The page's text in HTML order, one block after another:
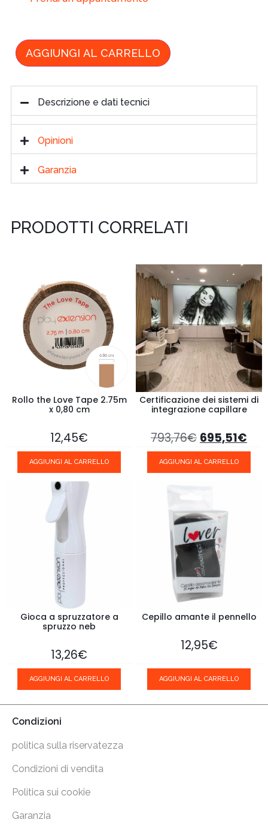
AGGIUNGI AL CARRELLO
Descrizione e dati tecnici
Opinioni
Garanzia
PRODOTTI CORRELATI
Rollo the Love Tape 2.75m
x 0,80 cm
12,45€
AGGIUNGI AL CARRELLO
Certificazione dei sistemi di
integrazione capillare
793,76€ 695,51€
AGGIUNGI AL CARRELLO
Gioca a spruzzatore a
spruzzo neb
13,26€
AGGIUNGI AL CARRELLO
Cepillo amante il pennello
12,95€
AGGIUNGI AL CARRELLO
Condizioni
politica sulla riservatezza
Condizioni di vendita
Politica sui cookie
Garanzia